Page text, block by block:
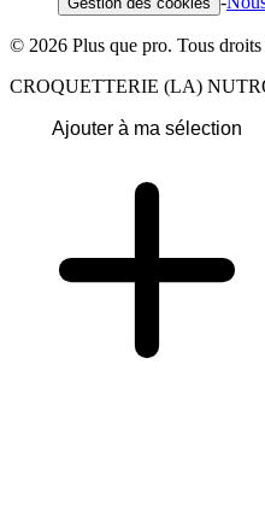
© 2026 Plus que pro. Tous droits
CROQUETTERIE (LA)
Ajouter à ma sélection